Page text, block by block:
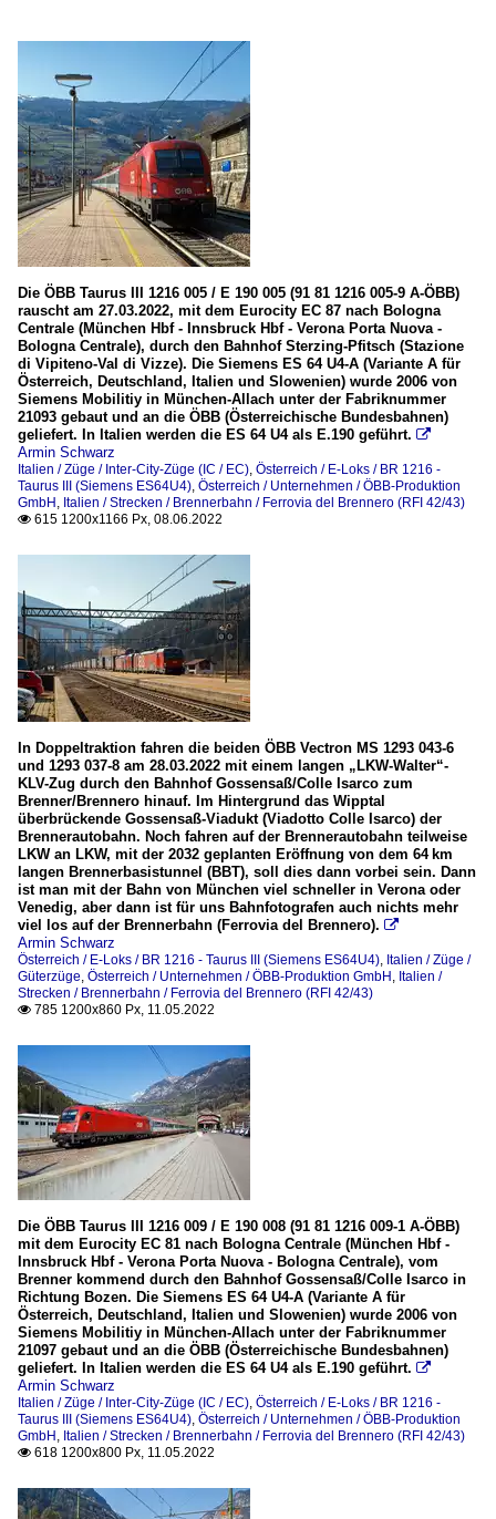
Die ÖBB Taurus III 1216 005 / E 190 005 (91 81 1216 005-9 A-ÖBB)
rauscht am 27.03.2022, mit dem Eurocity EC 87 nach Bologna
Centrale (München Hbf - Innsbruck Hbf - Verona Porta Nuova -
Bologna Centrale), durch den Bahnhof Sterzing-Pfitsch (Stazione
di Vipiteno-Val di Vizze). Die Siemens ES 64 U4-A (Variante A für
Österreich, Deutschland, Italien und Slowenien) wurde 2006 von
Siemens Mobilitiy in München-Allach unter der Fabriknummer
21093 gebaut und an die ÖBB (Österreichische Bundesbahnen)
geliefert. In Italien werden die ES 64 U4 als E.190 geführt. 
Armin Schwarz
Italien / Züge / Inter-City-Züge (IC / EC), Österreich / E-Loks / BR 1216 -
Taurus III (Siemens ES64U4), Österreich / Unternehmen / ÖBB-Produktion
GmbH, Italien / Strecken / Brennerbahn / Ferrovia del Brennero (RFI 42/43)
 615 1200x1166 Px, 08.06.2022
In Doppeltraktion fahren die beiden ÖBB Vectron MS 1293 043-6
und 1293 037-8 am 28.03.2022 mit einem langen „LKW-Walter“-
KLV-Zug durch den Bahnhof Gossensaß/Colle Isarco zum
Brenner/Brennero hinauf. Im Hintergrund das Wipptal
überbrückende Gossensaß-Viadukt (Viadotto Colle Isarco) der
Brennerautobahn. Noch fahren auf der Brennerautobahn teilweise
LKW an LKW, mit der 2032 geplanten Eröffnung von dem 64 km
langen Brennerbasistunnel (BBT), soll dies dann vorbei sein. Dann
ist man mit der Bahn von München viel schneller in Verona oder
Venedig, aber dann ist für uns Bahnfotografen auch nichts mehr
viel los auf der Brennerbahn (Ferrovia del Brennero). 
Armin Schwarz
Österreich / E-Loks / BR 1216 - Taurus III (Siemens ES64U4), Italien / Züge /
Güterzüge, Österreich / Unternehmen / ÖBB-Produktion GmbH, Italien /
Strecken / Brennerbahn / Ferrovia del Brennero (RFI 42/43)
 785 1200x860 Px, 11.05.2022
Die ÖBB Taurus III 1216 009 / E 190 008 (91 81 1216 009-1 A-ÖBB)
mit dem Eurocity EC 81 nach Bologna Centrale (München Hbf -
Innsbruck Hbf - Verona Porta Nuova - Bologna Centrale), vom
Brenner kommend durch den Bahnhof Gossensaß/Colle Isarco in
Richtung Bozen. Die Siemens ES 64 U4-A (Variante A für
Österreich, Deutschland, Italien und Slowenien) wurde 2006 von
Siemens Mobilitiy in München-Allach unter der Fabriknummer
21097 gebaut und an die ÖBB (Österreichische Bundesbahnen)
geliefert. In Italien werden die ES 64 U4 als E.190 geführt. 
Armin Schwarz
Italien / Züge / Inter-City-Züge (IC / EC), Österreich / E-Loks / BR 1216 -
Taurus III (Siemens ES64U4), Österreich / Unternehmen / ÖBB-Produktion
GmbH, Italien / Strecken / Brennerbahn / Ferrovia del Brennero (RFI 42/43)
 618 1200x800 Px, 11.05.2022